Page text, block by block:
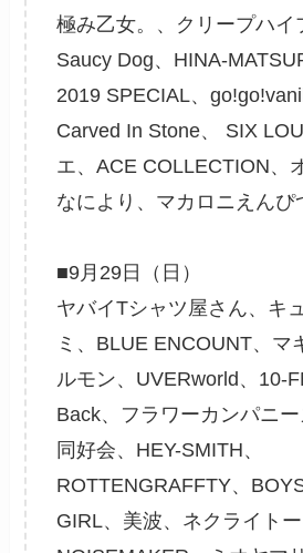
極み乙女。、クリープハイ
Saucy Dog、HINA-
2019 SPECIAL、
Carved In Stone、 SIX
エ、ACE COLLECTION、
なにより、マカロニえんぴ
■9月29日（日）
ヤバイTシャツ屋さん、キ
ミ、BLUE ENCOUNT、マ
ルモン、UVERworld、10-
Back、フラワーカンパニ
同好会、HEY-SMITH、
ROTTENGRAFFTY、
GIRL、美波、ネクライトー